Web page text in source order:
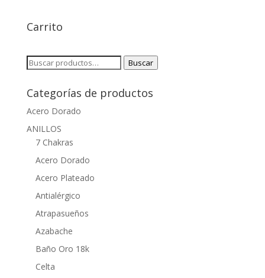
Carrito
Buscar
Buscar
Categorías de productos
Acero Dorado
ANILLOS
7 Chakras
Acero Dorado
Acero Plateado
Antialérgico
Atrapasueños
Azabache
Baño Oro 18k
Celta